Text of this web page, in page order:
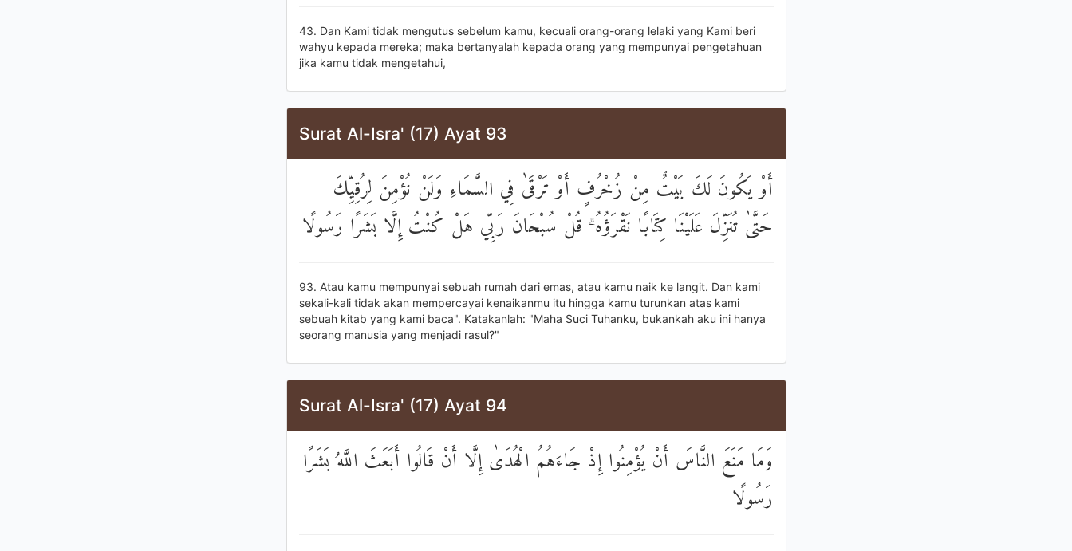
43. Dan Kami tidak mengutus sebelum kamu, kecuali orang-orang lelaki yang Kami beri
wahyu kepada mereka; maka bertanyalah kepada orang yang mempunyai pengetahuan
jika kamu tidak mengetahui,
Surat Al-Isra' (17) Ayat 93
أَوْ يَكُونَ لَكَ بَيْتٌ مِنْ زُخْرُفٍ أَوْ تَرْقَىٰ فِي السَّمَاءِ وَلَنْ نُؤْمِنَ لِرُقِيِّكَ
حَتَّىٰ تُنَزِّلَ عَلَيْنَا كِتَابًا نَقْرَؤُهُ ۗ قُلْ سُبْحَانَ رَبِّي هَلْ كُنْتُ إِلَّا بَشَرًا رَسُولًا
93. Atau kamu mempunyai sebuah rumah dari emas, atau kamu naik ke langit. Dan kami
sekali-kali tidak akan mempercayai kenaikanmu itu hingga kamu turunkan atas kami
sebuah kitab yang kami baca". Katakanlah: "Maha Suci Tuhanku, bukankah aku ini hanya
seorang manusia yang menjadi rasul?"
Surat Al-Isra' (17) Ayat 94
وَمَا مَنَعَ النَّاسَ أَنْ يُؤْمِنُوا إِذْ جَاءَهُمُ الْهُدَىٰ إِلَّا أَنْ قَالُوا أَبَعَثَ اللَّهُ بَشَرًا
رَسُولًا